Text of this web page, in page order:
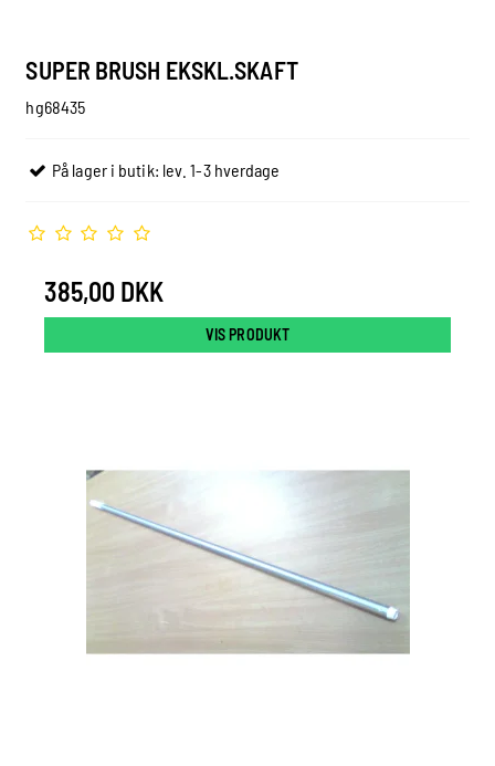
SUPER BRUSH EKSKL.SKAFT
hg68435
På lager i butik: lev. 1-3 hverdage
385,00 DKK
VIS PRODUKT